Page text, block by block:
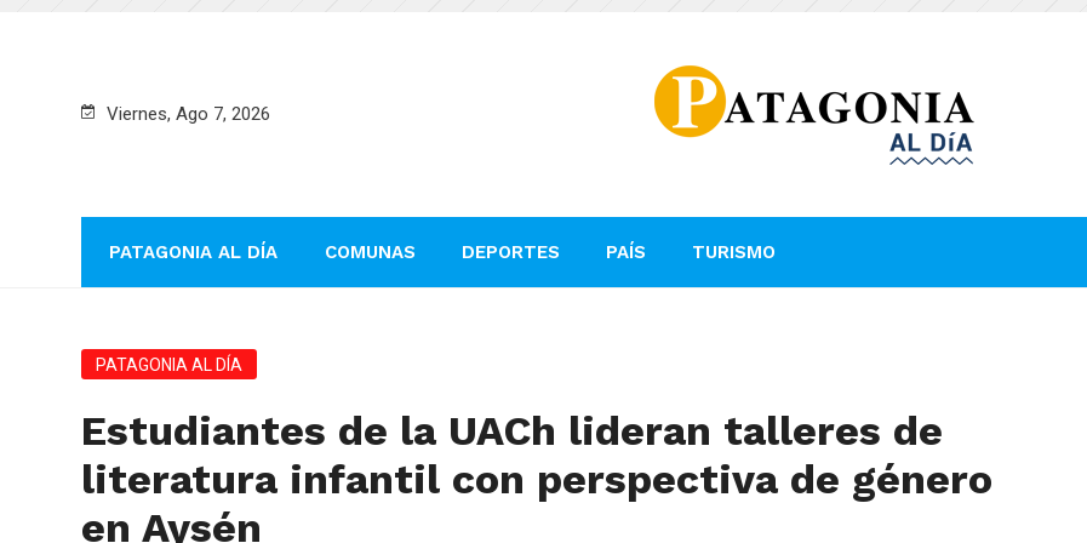
Viernes, Ago 7, 2026
PATAGONIA AL DÍA COMUNAS DEPORTES PAÍS TURISMO
PATAGONIA AL DÍA
Estudiantes de la UACh lideran talleres de
literatura infantil con perspectiva de género
en Aysén